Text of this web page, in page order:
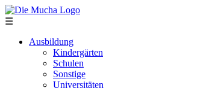
Direkt zum Inhalt
☰
Ausbildung
Kindergärten
Schulen
Sonstige
Universitäten